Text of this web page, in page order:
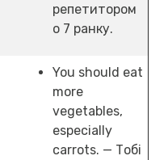
репетитором
о 7 ранку.
You should eat
more
vegetables,
especially
carrots. — Тобі